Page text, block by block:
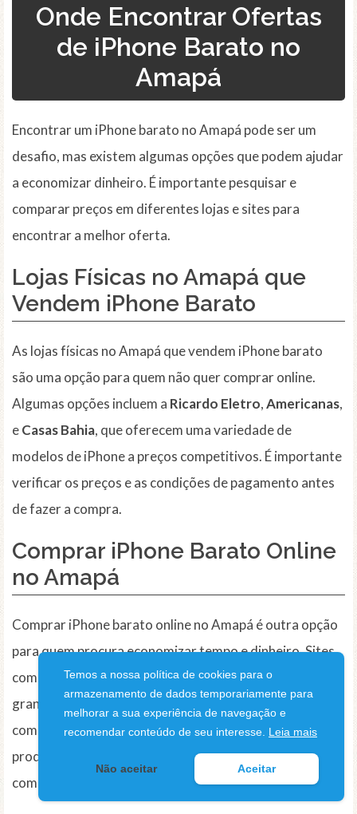
Onde Encontrar Ofertas
de iPhone Barato no
Amapá
Encontrar um iPhone barato no Amapá pode ser um
desafio, mas existem algumas opções que podem ajudar
a economizar dinheiro. É importante pesquisar e
comparar preços em diferentes lojas e sites para
encontrar a melhor oferta.
Lojas Físicas no Amapá que
Vendem iPhone Barato
As lojas físicas no Amapá que vendem iPhone barato
são uma opção para quem não quer comprar online.
Algumas opções incluem a Ricardo Eletro,Americanas,
eCasas Bahia, que oferecem uma variedade de
modelos de iPhone a preços competitivos. É importante
verificar os preços e as condições de pagamento antes
de fazer a compra.
Comprar iPhone Barato Online
no Amapá
Comprar iPhone barato online no Amapá é outra opção
para quem procura economizar tempo e dinheiro. Sites
como
Amazon,Submarino, eBuscapéoferecem uma
grande variedade de modelos de iPhone a preços
competitivos. É importante verificar a autenticidade do
produto e a reputação do vendedor antes de fazer a
compra.
Temos a nossa política de cookies para o
armazenamento de dados temporariamente para
melhorar a sua experiência de navegação e
recomendar conteúdo de seu interesse. Leia mais
Não aceitar Aceitar